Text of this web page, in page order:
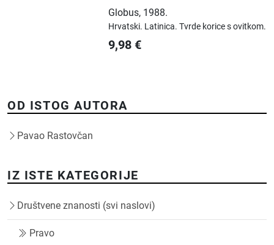
Globus, 1988.
Hrvatski. Latinica.Tvrde korice s ovitkom.
9,98 €
OD ISTOG AUTORA
Pavao Rastovčan
IZ ISTE KATEGORIJE
Društvene znanosti (svi naslovi)
Pravo